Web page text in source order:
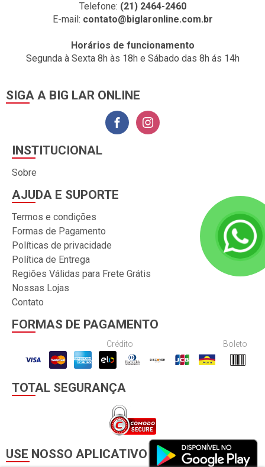
Telefone: (21) 2464-2460
E-mail: contato@biglaronline.com.br
Horários de funcionamento
Segunda à Sexta 8h às 18h e Sábado das 8h ás 14h
SIGA A BIG LAR ONLINE
INSTITUCIONAL
Sobre
AJUDA E SUPORTE
Termos e condições
Formas de Pagamento
Políticas de privacidade
Política de Entrega
Regiões Válidas para Frete Grátis
Nossas Lojas
Contato
FORMAS DE PAGAMENTO
Crédito Boleto
TOTAL SEGURANÇA
USE NOSSO APLICATIVO